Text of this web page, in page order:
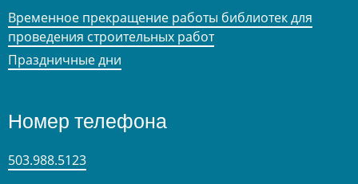
Временное прекращение работы библиотек для
проведения строительных работ
Праздничные дни
Номер телефона
503.988.5123